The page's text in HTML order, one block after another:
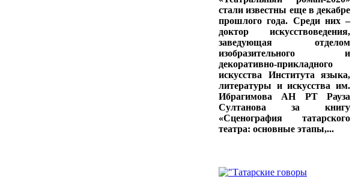
стали известны еще в декабре
прошлого года. Среди них –
доктор искусствоведения,
заведующая отделом
изобразительного и
декоративно-прикладного
искусства Института языка,
литературы и искусства им.
Ибрагимова АН РТ Рауза
Султанова за книгу
«Сценография татарского
театра: основные этапы,...